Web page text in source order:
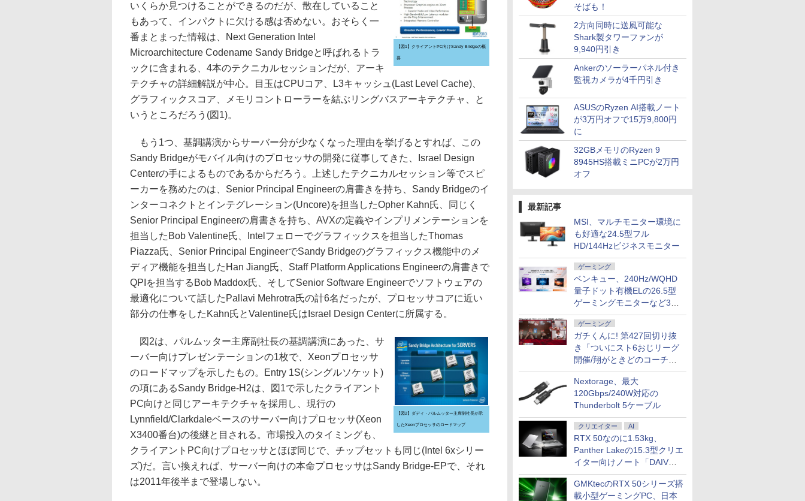
そばも！
2方向同時に送風可能な
Shark製タワーファンが
9,940円引き
Ankerのソーラーパネル付き
監視カメラが4千円引き
ASUSのRyzen AI搭載ノート
が3万円オフで15万9,800円
に
32GBメモリのRyzen 9
8945HS搭載ミニPCが2万円
オフ
最新記事
MSI、マルチモニター環境に
も好適な24.5型フル
HD/144Hzビジネスモニター
ゲーミング
ベンキュー、240Hz/WQHD
量子ドット有機ELの26.5型
ゲーミングモニターなど3機
種
ゲーミング
ガチくんに! 第427回切り抜
き「ついにスト6おじリーグ
開催/翔がときどのコーチ就
任など」
Nextorage、最大
120Gbps/240W対応の
Thunderbolt 5ケーブル
クリエイター AI
RTX 50なのに1.53kg、
Panther Lakeの15.3型クリエ
イター向けノート「DAIV
Z5」
GMKtecのRTX 50シリーズ搭
載小型ゲーミングPC、日本
【図1】クライアントPC向けSandy Bridgeの概
要
いくらか見つけることができるのだが、散在していること
もあって、インパクトに欠ける感は否めない。おそらく一
番まとまった情報は、Next Generation Intel
Microarchitecture Codename Sandy Bridgeと呼ばれるトラ
ックに含まれる、4本のテクニカルセッションだが、アーキ
テクチャの詳細解説が中心。目玉はCPUコア、L3キャッシュ(Last Level Cache)、
グラフィックスコア、メモリコントローラーを結ぶリングバスアーキテクチャ、と
いうところだろう(図1)。
もう1つ、基調講演からサーバー分が少なくなった理由を挙げるとすれば、この
Sandy Bridgeがモバイル向けのプロセッサの開発に従事してきた、Israel Design
Centerの手によるものであるからだろう。上述したテクニカルセッション等でスピ
ーカーを務めたのは、Senior Principal Engineerの肩書きを持ち、Sandy Bridgeのイ
ンターコネクトとインテグレーション(Uncore)を担当したOpher Kahn氏、同じく
Senior Principal Engineerの肩書きを持ち、AVXの定義やインプリメンテーションを
担当したBob Valentine氏、Intelフェローでグラフィックスを担当したThomas
Piazza氏、Senior Principal EngineerでSandy Bridgeのグラフィックス機能中のメ
ディア機能を担当したHan Jiang氏、Staff Platform Applications Engineerの肩書きで
QPIを担当するBob Maddox氏、そしてSenior Software Engineerでソフトウェアの
最適化について話したPallavi Mehrotra氏の計6名だったが、プロセッサコアに近い
部分の仕事をしたKahn氏とValentine氏はIsrael Design Centerに所属する。
【図2】ダディ・パルムッター主席副社長が示
したXeonプロセッサのロードマップ
図2は、パルムッター主席副社長の基調講演にあった、サ
ーバー向けプレゼンテーションの1枚で、Xeonプロセッサ
のロードマップを示したもの。Entry 1S(シングルソケット)
の項にあるSandy Bridge-H2は、図1で示したクライアント
PC向けと同じアーキテクチャを採用し、現行の
Lynnfield/Clarkdaleベースのサーバー向けプロセッサ(Xeon
X3400番台)の後継と目される。市場投入のタイミングも、
クライアントPC向けプロセッサとほぼ同じで、チップセットも同じ(Intel 6xシリー
ズ)だ。言い換えれば、サーバー向けの本命プロセッサはSandy Bridge-EPで、それ
は2011年後半まで登場しない。